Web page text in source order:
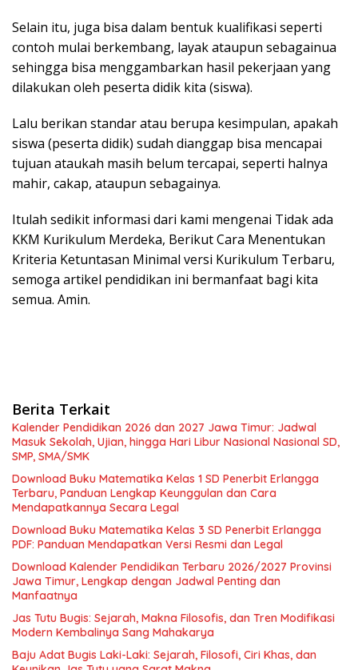
Selain itu, juga bisa dalam bentuk kualifikasi seperti
contoh mulai berkembang, layak ataupun sebagainua
sehingga bisa menggambarkan hasil pekerjaan yang
dilakukan oleh peserta didik kita (siswa).
Lalu berikan standar atau berupa kesimpulan, apakah
siswa (peserta didik) sudah dianggap bisa mencapai
tujuan ataukah masih belum tercapai, seperti halnya
mahir, cakap, ataupun sebagainya.
Itulah sedikit informasi dari kami mengenai Tidak ada
KKM Kurikulum Merdeka, Berikut Cara Menentukan
Kriteria Ketuntasan Minimal versi Kurikulum Terbaru,
semoga artikel pendidikan ini bermanfaat bagi kita
semua. Amin.
Berita Terkait
Kalender Pendidikan 2026 dan 2027 Jawa Timur: Jadwal
Masuk Sekolah, Ujian, hingga Hari Libur Nasional Nasional SD,
SMP, SMA/SMK
Download Buku Matematika Kelas 1 SD Penerbit Erlangga
Terbaru, Panduan Lengkap Keunggulan dan Cara
Mendapatkannya Secara Legal
Download Buku Matematika Kelas 3 SD Penerbit Erlangga
PDF: Panduan Mendapatkan Versi Resmi dan Legal
Download Kalender Pendidikan Terbaru 2026/2027 Provinsi
Jawa Timur, Lengkap dengan Jadwal Penting dan
Manfaatnya
Jas Tutu Bugis: Sejarah, Makna Filosofis, dan Tren Modifikasi
Modern Kembalinya Sang Mahakarya
Baju Adat Bugis Laki-Laki: Sejarah, Filosofi, Ciri Khas, dan